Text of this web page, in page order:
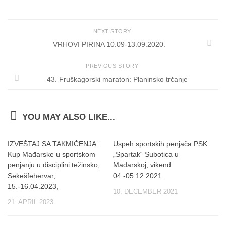
NEXT STORY
VRHOVI PIRINA 10.09-13.09.2020.
PREVIOUS STORY
43. Fruškagorski maraton: Planinsko trčanje
YOU MAY ALSO LIKE...
IZVEŠTAJ SA TAKMIČENJA:
Kup Mađarske u sportskom
penjanju u disciplini težinsko,
Sekešfehervar,
15.-16.04.2023,
21. APRIL 2023
Uspeh sportskih penjača PSK
„Spartak“ Subotica u
Mađarskoj, vikend
04.-05.12.2021.
10. DECEMBER 2021